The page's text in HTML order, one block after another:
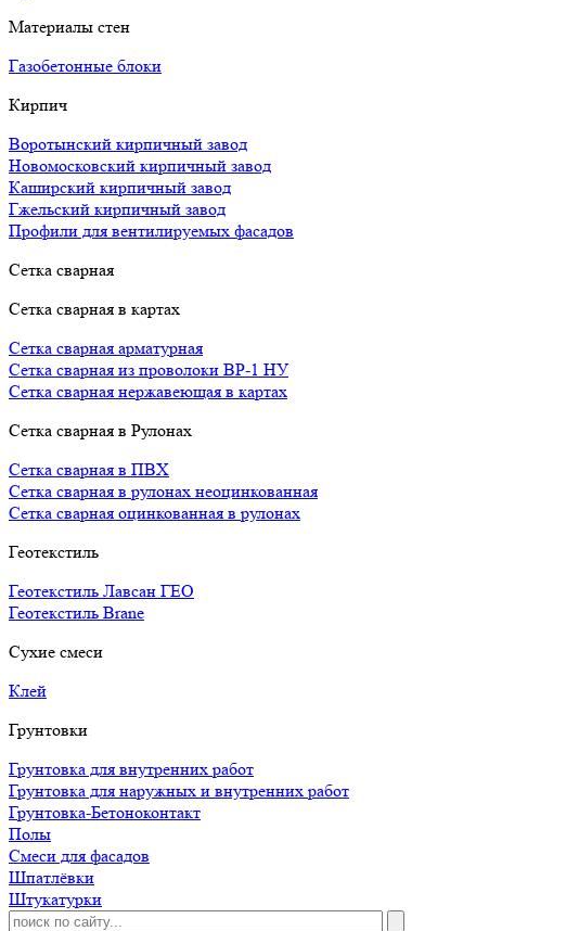
Материалы стен
Газобетонные блоки
Кирпич
Воротынский кирпичный завод
Новомосковский кирпичный завод
Каширский кирпичный завод
Гжельский кирпичный завод
Профили для вентилируемых фасадов
Сетка сварная
Сетка сварная в картах
Сетка сварная арматурная
Сетка сварная из проволоки ВР-1 НУ
Сетка сварная нержавеющая в картах
Сетка сварная в Рулонах
Сетка сварная в ПВХ
Сетка сварная в рулонах неоцинкованная
Сетка сварная оцинкованная в рулонах
Геотекстиль
Геотекстиль Лавсан ГЕО
Геотекстиль Brane
Сухие смеси
Клей
Грунтовки
Грунтовка для внутренних работ
Грунтовка для наружных и внутренних работ
Грунтовка-Бетоноконтакт
Полы
Смеси для фасадов
Шпатлёвки
Штукатурки